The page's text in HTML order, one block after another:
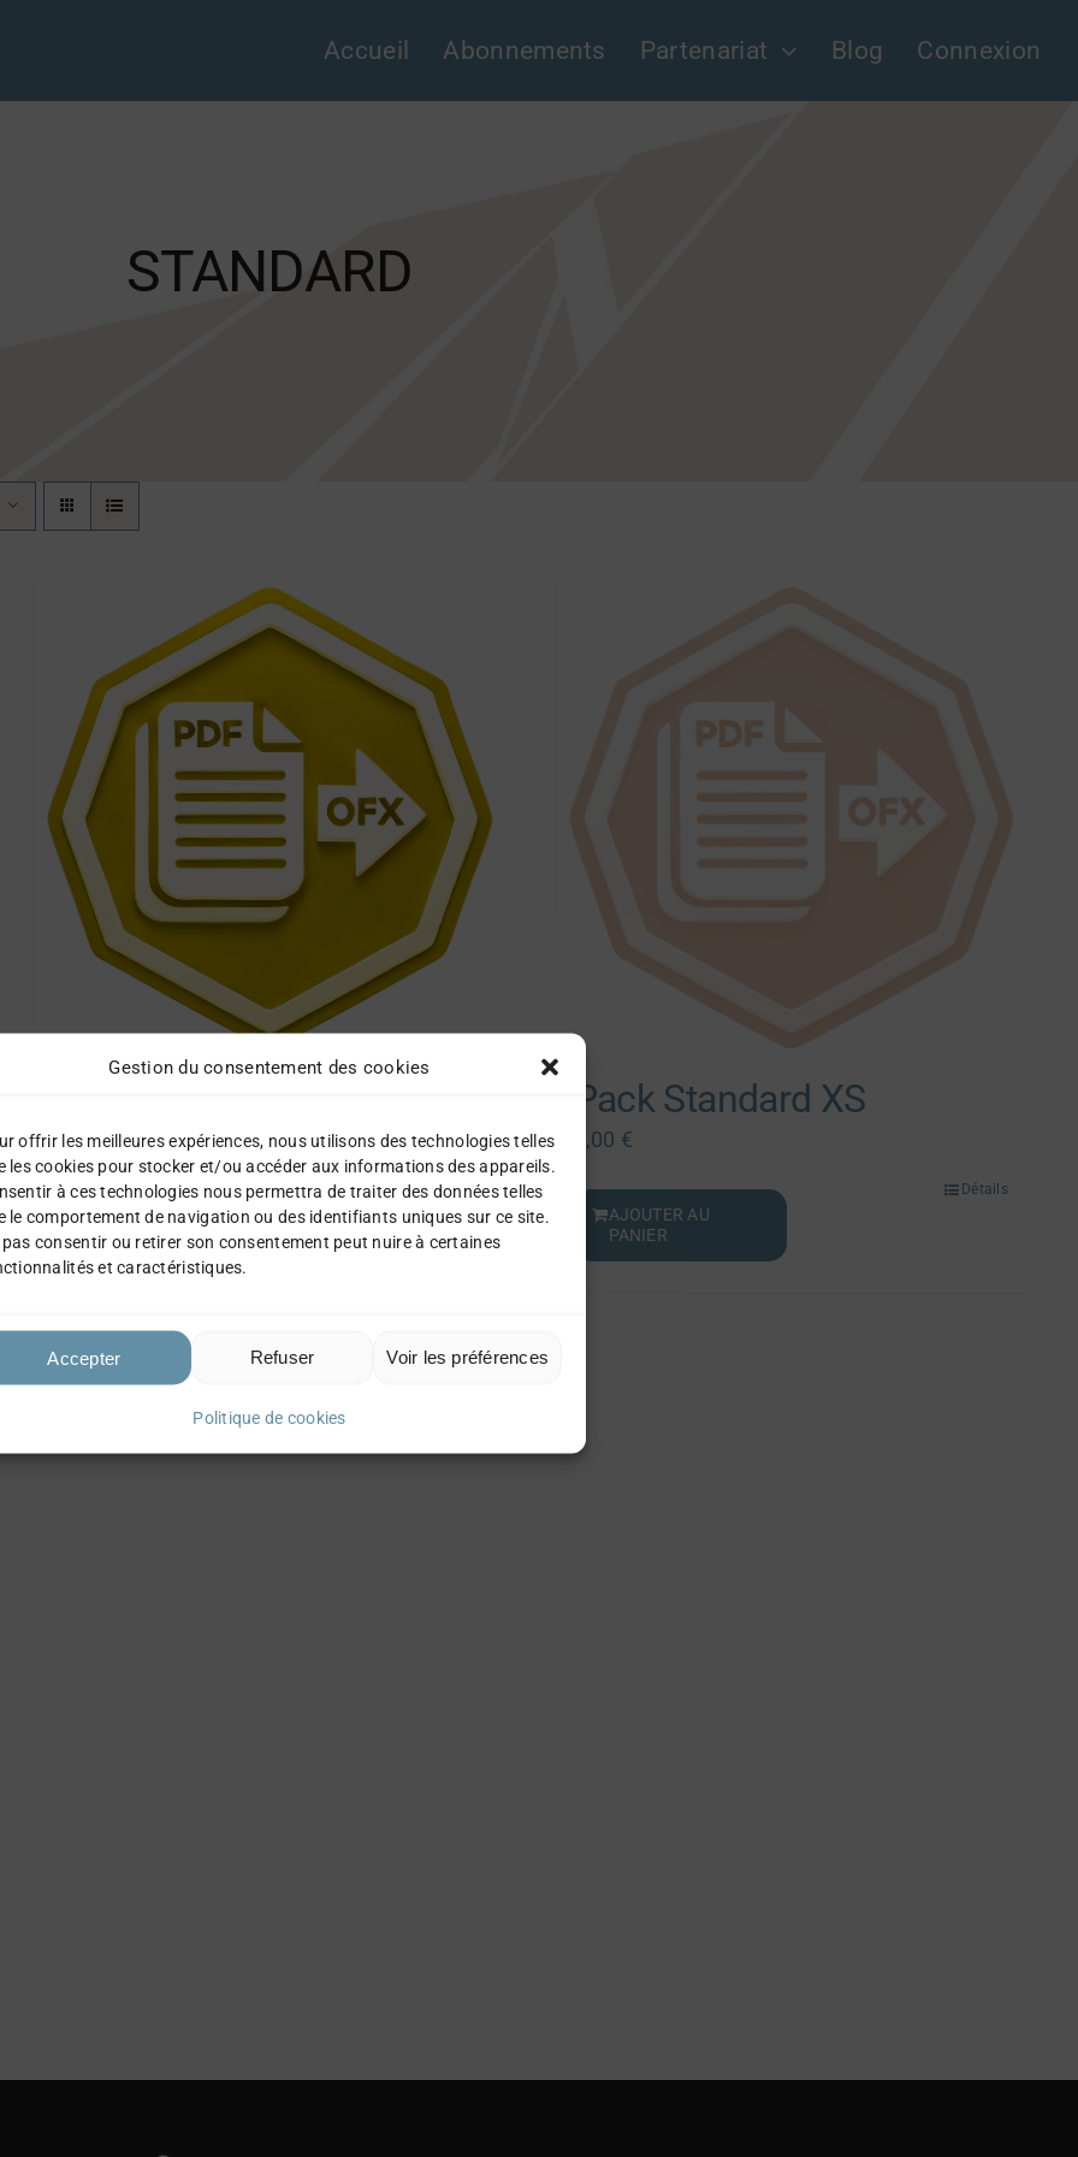
Gestion du consentement des cookies
offrir les meilleures expériences, nous utilisons des technologies telles
les cookies pour stocker et/ou accéder aux informations des appareils.
à ces technologies nous permettra de traiter des données telles
le comportement de navigation ou des identifiants uniques sur ce site.
pas consentir ou retirer son consentement peut nuire à certaines
et caractéristiques.
Accepter Refuser Voir les préférences
Politique de cookies
Accueil Abonnements Partenariat Blog Connexion
STANDARD
70,00€
AJOUTER AU
PANIER
Détails
Pack Standard XS
8,00 €
AJOUTER AU
PANIER
Détails